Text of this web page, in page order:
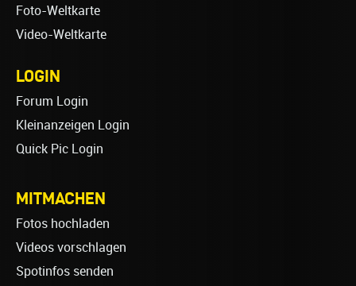
Foto-Weltkarte
Video-Weltkarte
LOGIN
Forum Login
Kleinanzeigen Login
Quick Pic Login
MITMACHEN
Fotos hochladen
Videos vorschlagen
Spotinfos senden